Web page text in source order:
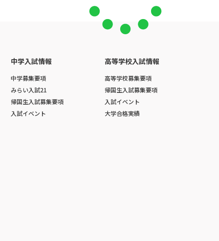
中学入試情報
中学募集要項
みらい入試21
帰国生入試募集要項
入試イベント
高等学校入試情報
高等学校募集要項
帰国生入試募集要項
入試イベント
大学合格実績